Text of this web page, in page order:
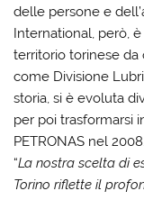
delle persone e
International, però,
territorio torinese da
come Divisione
storia, si è evoluta
per poi trasformarsi
PETRONAS nel 2008.
“La nostra scelta di
Torino riflette il